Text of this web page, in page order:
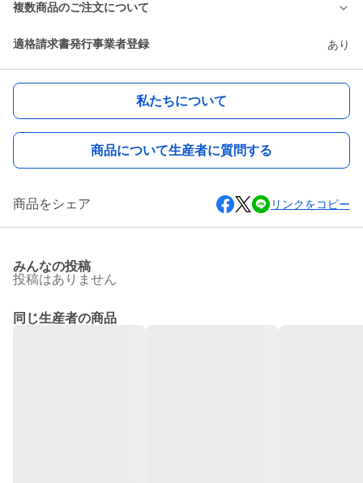
複数商品のご注文について
適格請求書発行事業者登録 あり
私たちについて
商品について生産者に質問する
商品をシェア リンクをコピー
みんなの投稿
投稿はありません
同じ生産者の商品